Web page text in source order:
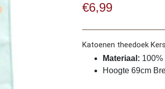
€6,99
Katoenen theedoek
Materiaal: 100%
Hoogte 69cm